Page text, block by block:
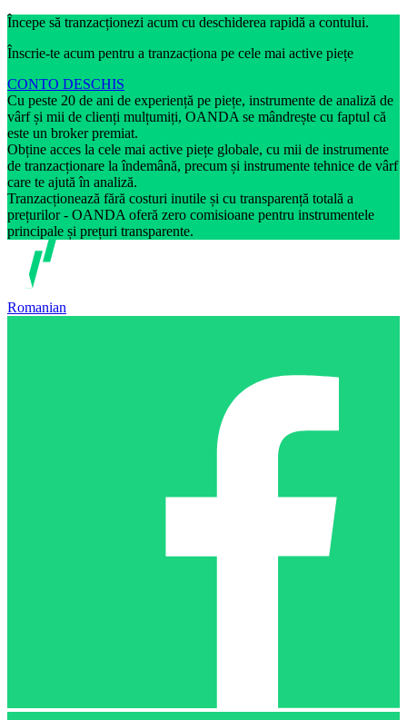
Începe să tranzacționezi acum cu deschiderea rapidă a contului.
Înscrie-te acum pentru a tranzacționa pe cele mai active piețe
CONTO DESCHIS
Cu peste 20 de ani de experiență pe piețe, instrumente de analiză de
vârf și mii de clienți mulțumiți, OANDA se mândrește cu faptul că
este un broker premiat.
Obține acces la cele mai active piețe globale, cu mii de instrumente
de tranzacționare la îndemână, precum și instrumente tehnice de vârf
care te ajută în analiză.
Tranzacționează fără costuri inutile și cu transparență totală a
prețurilor - OANDA oferă zero comisioane pentru instrumentele
principale și prețuri transparente.
Romanian